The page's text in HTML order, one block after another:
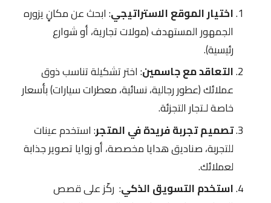
اختيار الموقع الاستراتيجي: ابحث عن مكانٍ يزوره
الجمهور المستهدف (مولات تجارية، أو شوارع
رئيسية).
التعاقد مع جاسمين: اختر تشكيلة تناسب ذوق
عملائك (عطور رجالية، نسائية، معطرات سيارات) بأسعار
خاصة لـتجار التجزئة.
تصميم تجربة فريدة في المتجر: استخدم عينات
للتجربة، صناديق هدايا مخصصة، أو زوايا تصوير جذابة
لعملائك.
استخدم التسويق الذكي: ركّز على قصص